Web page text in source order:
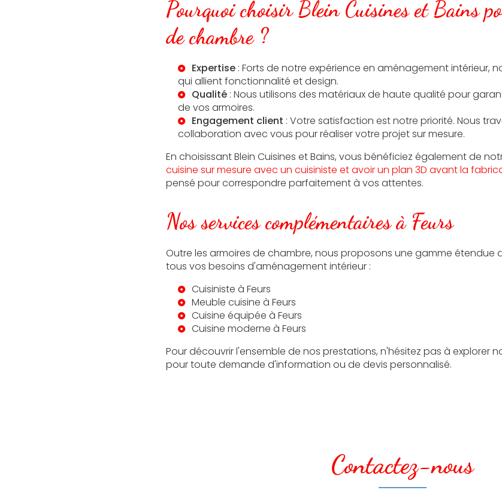
Pourquoi choisir Blein Cuisines et Bains
de chambre ?
Expertise : Forts de notre expérience en aménagement intérieur,
qui allient fonctionnalité et design.
Qualité : Nous utilisons des matériaux de haute qualité pour
de vos armoires.
Engagement client : Votre satisfaction est notre priorité. Nous
collaboration avec vous pour réaliser votre projet sur mesure.
En choisissant Blein Cuisines et Bains, vous bénéficiez également de
cuisine sur mesure avec un cuisiniste et avoir un plan 3D avant la
pensé pour correspondre parfaitement à vos attentes.
Nos services complémentaires à Feurs
Outre les armoires de chambre, nous proposons une gamme étendue
tous vos besoins d'aménagement intérieur :
Cuisiniste à Feurs
Meuble cuisine à Feurs
Cuisine équipée à Feurs
Cuisine moderne à Feurs
Pour découvrir l'ensemble de nos prestations, n'hésitez pas à explorer
pour toute demande d'information ou de devis personnalisé.
Contactez-nous